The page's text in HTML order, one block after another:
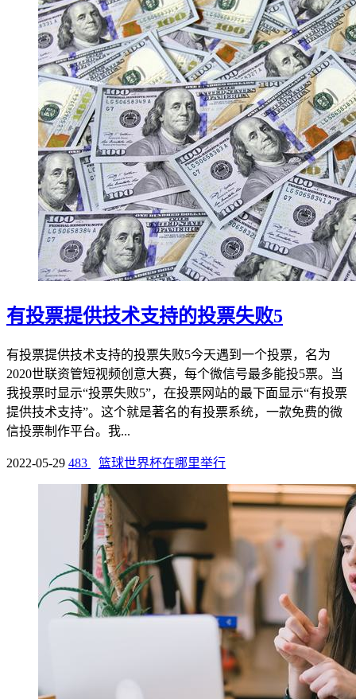
有投票提供技术支持的投票失败5
有投票提供技术支持的投票失败5今天遇到一个投票，名为
2020世联资管短视频创意大赛，每个微信号最多能投5票。当
我投票时显示“投票失败5”，在投票网站的最下面显示“有投票
提供技术支持”。这个就是著名的有投票系统，一款免费的微
信投票制作平台。我...
2022-05-29 483 篮球世界杯在哪里举行